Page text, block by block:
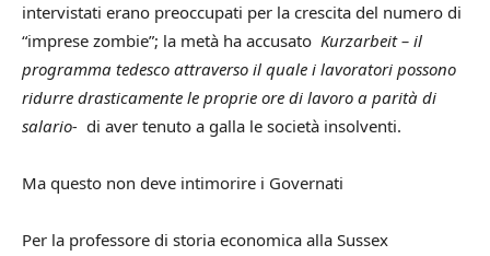
intervistati erano preoccupati per la crescita del numero di
“imprese zombie”; la metà ha accusato Kurzarbeit – il
programma tedesco attraverso il quale i lavoratori possono
ridurre drasticamente le proprie ore di lavoro a parità di
salario- di aver tenuto a galla le società insolventi.
Ma questo non deve intimorire i Governati
Per la professore di storia economica alla Sussex